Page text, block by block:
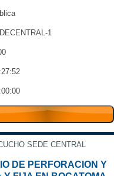
1
SEDE CENTRAL
DE PERFORACION Y